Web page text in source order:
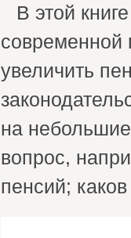
В этой
современной
увеличить
на
вопрос,
пенсий;